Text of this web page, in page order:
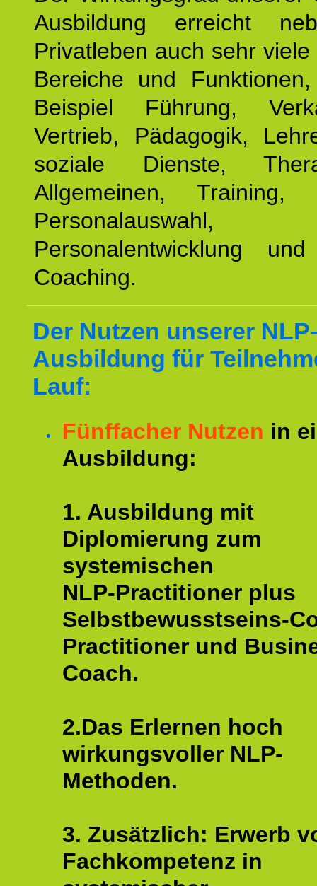
Ausbildung erreicht
Privatleben auch sehr
Bereiche und
Beispiel Führung,
Vertrieb, Pädagogik,
soziale Dienste,
Allgemeinen, Training,
Personalauswahl,
Personalentwicklung
Coaching.
Der Nutzen unserer
Ausbildung für
Lauf:
Fünffacher Nutzen in
Ausbildung:
1. Ausbildung mit
Diplomierung zum
systemischen
NLP-Practitioner plus
Selbstbewusstseins-
Practitioner und
Coach.
2.Das Erlernen hoch
wirkungsvoller NLP-
Methoden.
3. Zusätzlich: Erwerb
Fachkompetenz in